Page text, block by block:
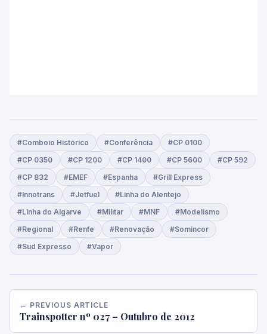
#Comboio Histórico #Conferência
#CP 0100
#CP 0350
#CP 1200 #CP 1400 #CP 5600
#CP 592
#CP 832
#EMEF #Espanha
#Grill Express
#Innotrans
#Jetfuel
#Linha do Alentejo
#Linha do Algarve
#Militar #MNF
#Modelismo
#Regional
#Renfe #Renovação
#Somincor
#Sud Expresso
#Vapor
← PREVIOUS ARTICLE
Trainspotter nº 027 – Outubro de 2012